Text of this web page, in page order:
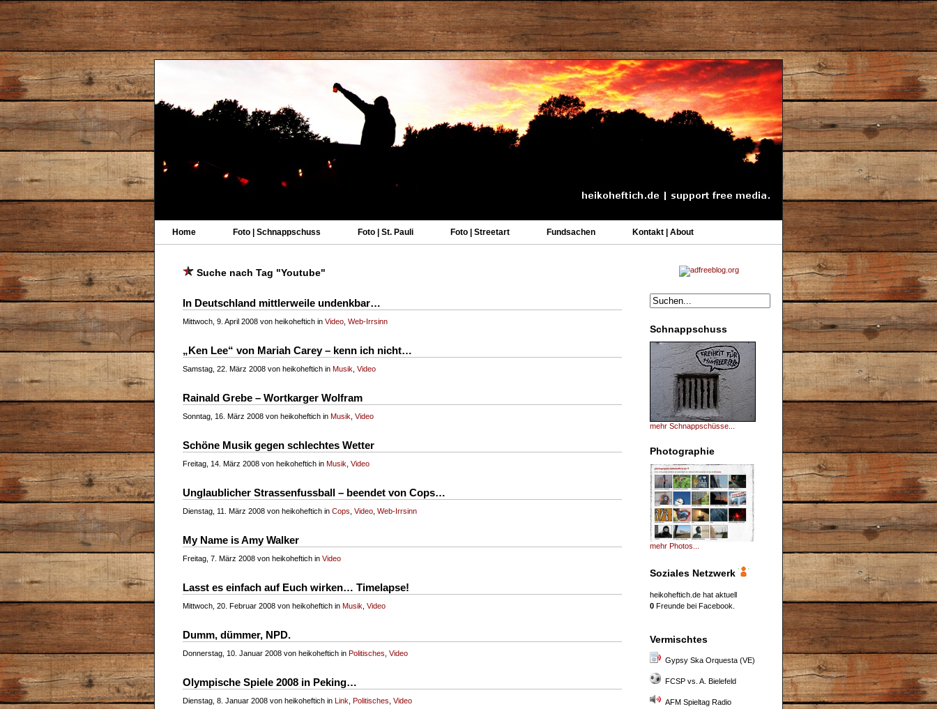
Home Foto | Schnappschuss Foto | St. Pauli Foto | Streetart Fundsachen Kontakt | About
Schnappschuss
mehr Schnappschüsse...
Photographie
mehr Photos...
Soziales Netzwerk
heikoheftich.de hat aktuell
0 Freunde bei Facebook.
Vermischtes
Gypsy Ska Orquesta (VE)
FCSP vs. A. Bielefeld
AFM Spieltag Radio
Suche nach Tag "Youtube"
In Deutschland mittlerweile undenkbar…
Mittwoch, 9. April 2008 von heikoheftich in Video Web-Irrsinn
„Ken Lee“ von Mariah Carey – kenn ich nicht…
Samstag, 22. März 2008 von heikoheftich in Musik Video
Rainald Grebe – Wortkarger Wolfram
Sonntag, 16. März 2008 von heikoheftich in Musik Video
Schöne Musik gegen schlechtes Wetter
Freitag, 14. März 2008 von heikoheftich in Musik Video
Unglaublicher Strassenfussball – beendet von Cops…
Dienstag, 11. März 2008 von heikoheftich in Cops Video Web-Irrsinn
My Name is Amy Walker
Freitag, 7. März 2008 von heikoheftich in Video
Lasst es einfach auf Euch wirken… Timelapse!
Mittwoch, 20. Februar 2008 von heikoheftich in Musik Video
Dumm, dümmer, NPD.
Donnerstag, 10. Januar 2008 von heikoheftich in Politisches Video
Olympische Spiele 2008 in Peking…
Dienstag, 8. Januar 2008 von heikoheftich in Link Politisches Video